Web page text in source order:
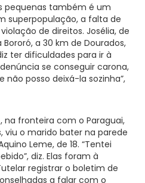
pequenas também é um
superpopulação, a falta de
de direitos. Josélia, de
a 30 km de Dourados,
ter dificuldades para ir à
se conseguir carona,
posso deixá-la sozinha”,
na fronteira com o Paraguai,
viu o marido bater na parede
Leme, de 18. “Tentei
diz. Elas foram à
registrar o boletim de
a falar com o